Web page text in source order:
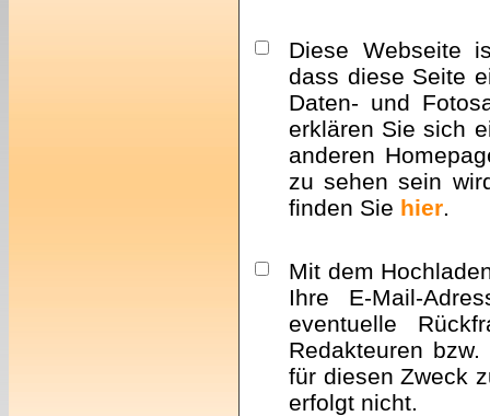
Diese Webseite
dass diese Seite
Daten- und
erklären Sie sich
anderen
zu sehen sein
finden Sie hier.
Mit dem
Ihre E-Mail-
eventuelle
Redakteuren
für diesen Zweck
erfolgt nicht.